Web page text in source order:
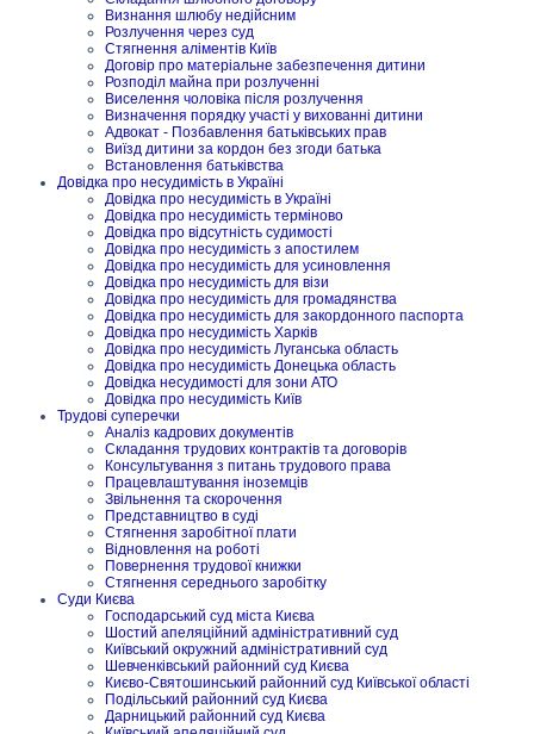
Визнання шлюбу недійсним
Розлучення через суд
Стягнення аліментів Київ
Договір про матеріальне забезпечення дитини
Розподіл майна при розлученні
Виселення чоловіка після розлучення
Визначення порядку участі у вихованні дитини
Адвокат - Позбавлення батьківських прав
Виїзд дитини за кордон без згоди батька
Встановлення батьківства
Довідка про несудимість в Україні
Довідка про несудимість в Україні
Довідка про несудимість терміново
Довідка про відсутність судимості
Довідка про несудимість з апостилем
Довідка про несудимість для усиновлення
Довідка про несудимість для візи
Довідка про несудимість для громадянства
Довідка про несудимість для закордонного паспорта
Довідка про несудимість Харків
Довідка про несудимість Луганська область
Довідка про несудимість Донецька область
Довідка несудимості для зони АТО
Довідка про несудимість Київ
Трудові суперечки
Аналіз кадрових документів
Складання трудових контрактів та договорів
Консультування з питань трудового права
Працевлаштування іноземців
Звільнення та скорочення
Представництво в суді
Стягнення заробітної плати
Відновлення на роботі
Повернення трудової книжки
Стягнення середнього заробітку
Суди Києва
Господарський суд міста Києва
Шостий апеляційний адміністративний суд
Київський окружний адміністративний суд
Шевченківський районний суд Києва
Києво-Святошинський районний суд Київської області
Подільський районний суд Києва
Дарницький районний суд Києва